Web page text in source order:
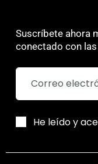
Suscríbete ahora
conectado con
He leído y